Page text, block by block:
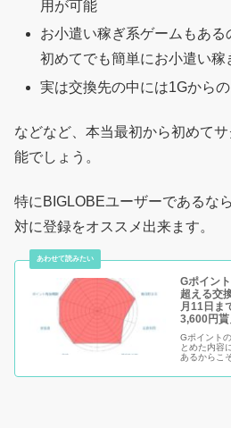
用が可能
お小遣い稼ぎ系ゲームもあ
初めてでも簡単にお小遣い稼
実は交換先の中には1Gから
などなど、本当最初から初めて
能でしょう。
特にBIGLOBEユーザーであるな
対に登録をオススメ出来ます。
Gポイン
超える交
月11日ま
3,600円貰
Gポイント
とめた内容
あるからこ
がない！単
トの実力と